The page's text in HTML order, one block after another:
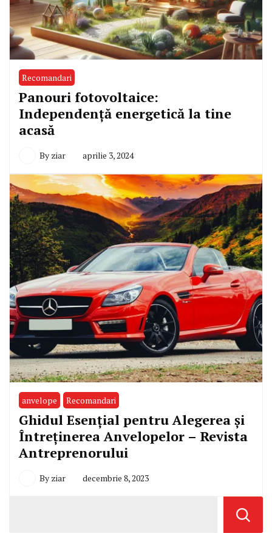
Recomandari
Panouri fotovoltaice:
Independență energetică la tine
acasă
By ziar aprilie 3, 2024
anvelope Recomandari
Ghidul Esențial pentru Alegerea și
Întreținerea Anvelopelor – Revista
Antreprenorului
By ziar decembrie 8, 2023